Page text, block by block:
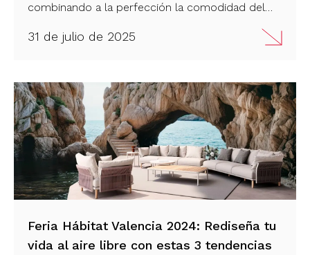
combinando a la perfección la comodidad del
un vistazo!
31 de julio de 2025
Feria Hábitat Valencia 2024: Rediseña tu
vida al aire libre con estas 3 tendencias